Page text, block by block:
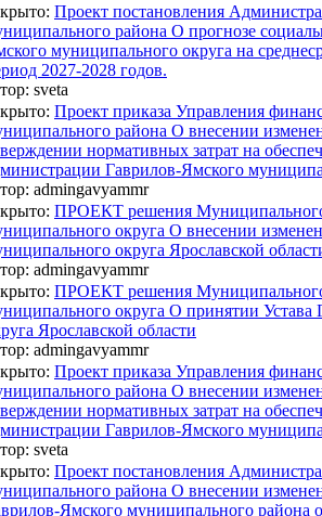
: Проект постановления
района О прогнозе
муниципального округа на
2027-2028 годов.
sveta
: Проект приказа Управления
района О внесении
нормативных затрат на
Гаврилов-Ямского
admingavyammr
: ПРОЕКТ решения
округа О внесении
округа Ярославской
admingavyammr
: ПРОЕКТ решения
округа О принятии
Ярославской области
admingavyammr
: Проект приказа Управления
района О внесении
нормативных затрат на
Гаврилов-Ямского
sveta
: Проект постановления
района О внесении
Ямского муниципального